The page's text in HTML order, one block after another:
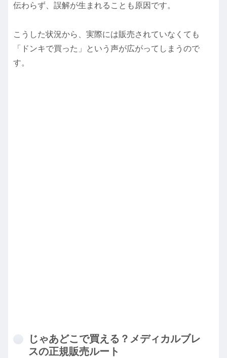
伝わらず、誤解が生まれることも原因です。
こうした状況から、実際には販売されていなくても
「ドンキで買った」という声が広がってしまうので
す。
じゃあどこで買える？メディカルブレ
スの正規販売ルート